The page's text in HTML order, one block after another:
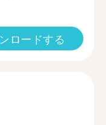
ロードする